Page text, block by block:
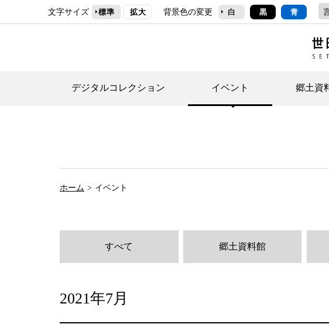
文字サイズ 標準 拡大 背景色の変更 白 黒 青
デジタルコレクション イベント 郷土資
代官屋敷について
ホーム イベント
すべて 郷土資料館
2021年7月